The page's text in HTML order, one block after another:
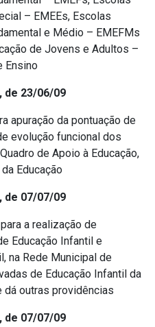
– EMEEs, Escolas
e Médio – EMEFMs
de Jovens e Adultos –
Ensino
de 23/06/09
apuração da pontuação de
evolução funcional dos
de Apoio à Educação,
Educação
de 07/07/09
a realização de
Educação Infantil e
na Rede Municipal de
de Educação Infantil da
dá outras providências
de 07/07/09